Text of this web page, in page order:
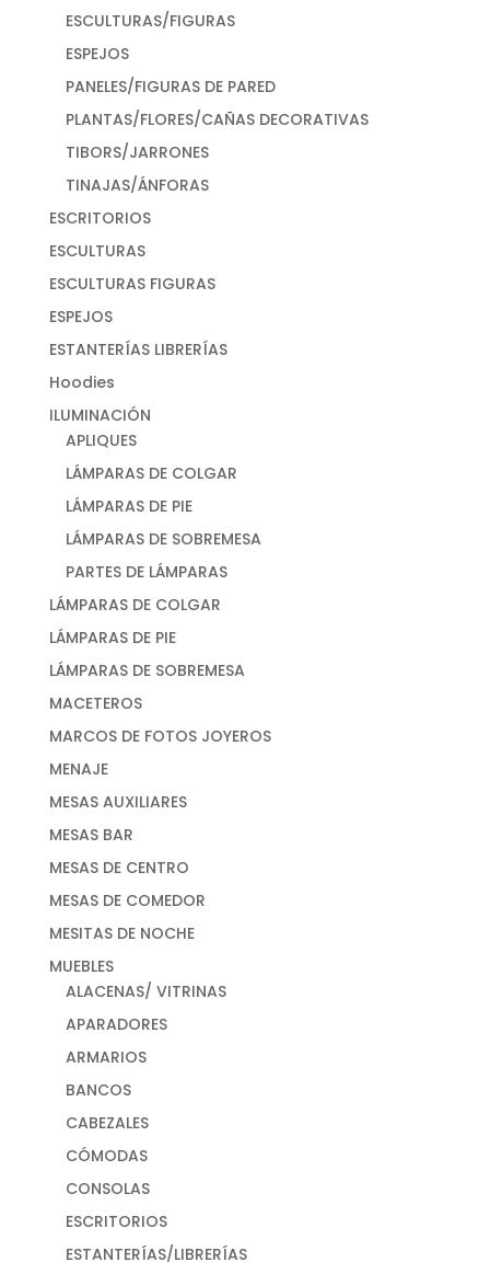
ESCULTURAS/FIGURAS
ESPEJOS
PANELES/FIGURAS DE PARED
PLANTAS/FLORES/CAÑAS DECORATIVAS
TIBORS/JARRONES
TINAJAS/ÁNFORAS
ESCRITORIOS
ESCULTURAS
ESCULTURAS FIGURAS
ESPEJOS
ESTANTERÍAS LIBRERÍAS
Hoodies
ILUMINACIÓN
APLIQUES
LÁMPARAS DE COLGAR
LÁMPARAS DE PIE
LÁMPARAS DE SOBREMESA
PARTES DE LÁMPARAS
LÁMPARAS DE COLGAR
LÁMPARAS DE PIE
LÁMPARAS DE SOBREMESA
MACETEROS
MARCOS DE FOTOS JOYEROS
MENAJE
MESAS AUXILIARES
MESAS BAR
MESAS DE CENTRO
MESAS DE COMEDOR
MESITAS DE NOCHE
MUEBLES
ALACENAS/ VITRINAS
APARADORES
ARMARIOS
BANCOS
CABEZALES
CÓMODAS
CONSOLAS
ESCRITORIOS
ESTANTERÍAS/LIBRERÍAS